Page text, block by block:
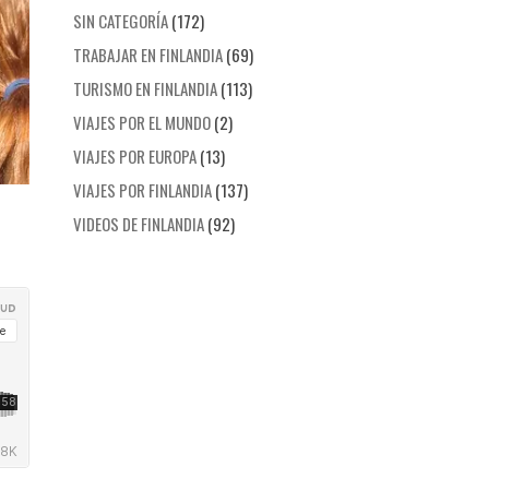
SIN CATEGORÍA(172)
TRABAJAR EN FINLANDIA(69)
TURISMO EN FINLANDIA(113)
VIAJES POR EL MUNDO(2)
VIAJES POR EUROPA(13)
VIAJES POR FINLANDIA(137)
VIDEOS DE FINLANDIA(92)